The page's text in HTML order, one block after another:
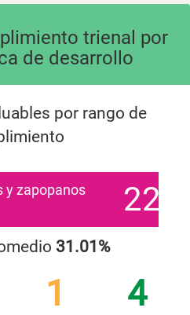
trienal por
de desarrollo
por rango de
y zapopanos 22
31.01%
1 4